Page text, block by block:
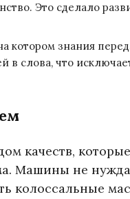
Это сделало
котором знания
в слова, что
качеств,
Машины не
колоссальные